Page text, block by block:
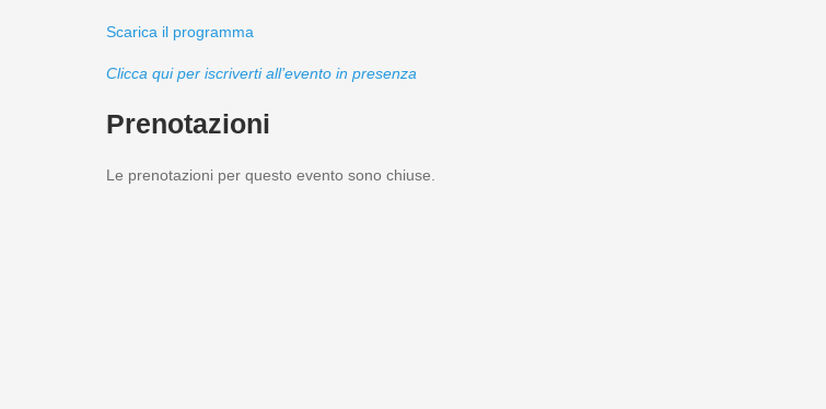
Scarica il programma
Clicca qui per iscriverti all’evento in presenza
Prenotazioni
Le prenotazioni per questo evento sono chiuse.